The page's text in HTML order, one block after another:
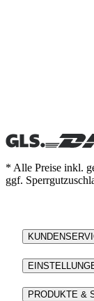
* Alle Preise inkl.
ggf.
PRODUKTE &